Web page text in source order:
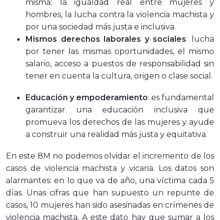
misma: la igualdad real entre mujeres y
hombres, la lucha contra la violencia machista y
por una sociedad más justa e inclusiva.
Mismos derechos laborales y sociales: lucha
por tener las mismas oportunidades, el mismo
salario, acceso a puestos de responsabilidad sin
tener en cuenta la cultura, origen o clase social.
Educación y empoderamiento: es fundamental
garantizar una educación inclusiva que
promueva los derechos de las mujeres y ayude
a construir una realidad más justa y equitativa.
En este 8M no podemos olvidar el incremento de los
casos de violencia machista y vicaria. Los datos son
alarmantes: en lo que va de año, una víctima cada 5
días. Unas cifras que han supuesto un repunte de
casos, 10 mujeres han sido asesinadas en crímenes de
violencia machista. A este dato hay que sumar a los